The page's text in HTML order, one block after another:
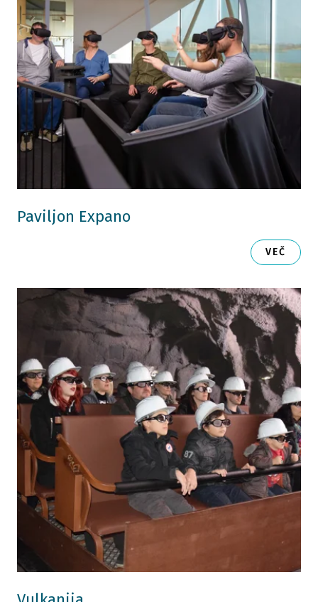
Paviljon Expano
VEČ